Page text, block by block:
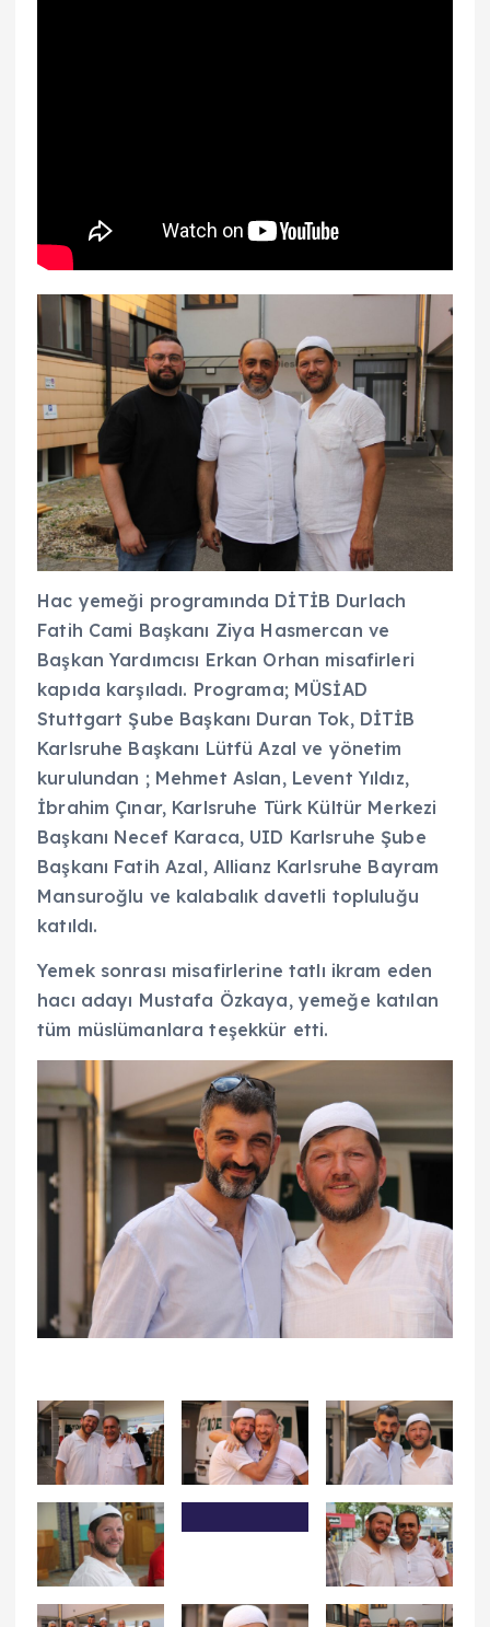
Hac yemeği programında DİTİB Durlach
Fatih Cami Başkanı Ziya Hasmercan ve
Başkan Yardımcısı Erkan Orhan misafirleri
kapıda karşıladı. Programa; MÜSİAD
Stuttgart Şube Başkanı Duran Tok, DİTİB
Karlsruhe Başkanı Lütfü Azal ve yönetim
kurulundan ; Mehmet Aslan, Levent Yıldız,
İbrahim Çınar, Karlsruhe Türk Kültür Merkezi
Başkanı Necef Karaca, UID Karlsruhe Şube
Başkanı Fatih Azal, Allianz Karlsruhe Bayram
Mansuroğlu ve kalabalık davetli topluluğu
katıldı.
Yemek sonrası misafirlerine tatlı ikram eden
hacı adayı Mustafa Özkaya, yemeğe katılan
tüm müslümanlara teşekkür etti.